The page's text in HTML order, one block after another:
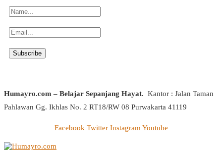
Humayro.com – Belajar Sepanjang Hayat. Kantor : Jalan Taman
Pahlawan Gg. Ikhlas No. 2 RT18/RW 08 Purwakarta 41119
Facebook Twitter Instagram Youtube